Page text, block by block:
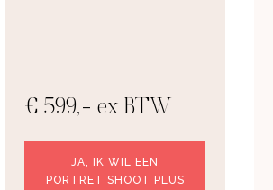
€ 599,- ex BTW
JA, IK WIL EEN
PORTRET SHOOT PLUS